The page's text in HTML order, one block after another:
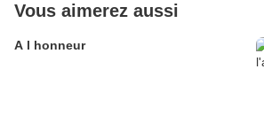
Vous aimerez aussi
A l honneur